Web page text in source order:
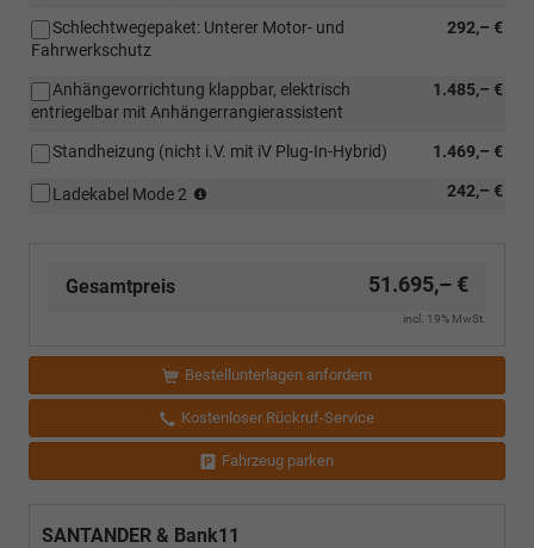
292,– €
Schlechtwegepaket: Unterer Motor- und
Fahrwerkschutz
1.485,– €
Anhängevorrichtung klappbar, elektrisch
entriegelbar mit Anhängerrangierassistent
1.469,– €
Standheizung (nicht i.V. mit iV Plug-In-Hybrid)
242,– €
Ladekabel Mode 2
Gesamtpreis 51.695,– €
incl. 19% MwSt.
Bestellunterlagen anfordern
Kostenloser Rückruf-Service
Fahrzeug parken
SANTANDER & Bank11